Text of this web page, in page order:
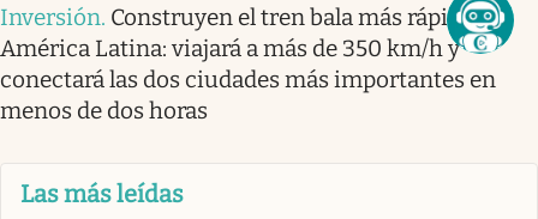
Inversión. Construyen el tren bala más rápido
América Latina: viajará a más de 350 km/h y
conectará las dos ciudades más importantes en
menos de dos horas
Las más leídas